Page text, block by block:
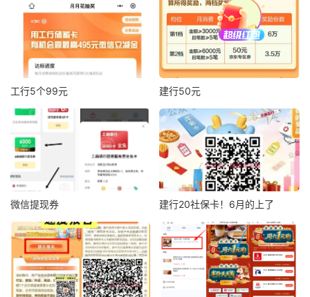
工行5个99元 建行50元
微信提现券 建行20社保卡！6月的上了